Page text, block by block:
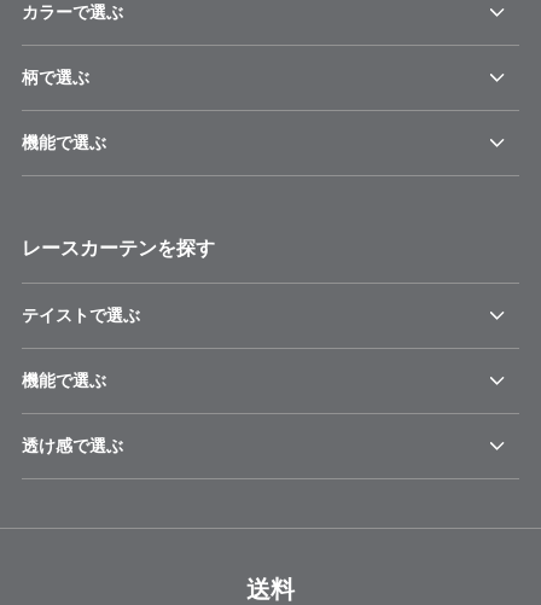
カラーで選ぶ
柄で選ぶ
機能で選ぶ
レースカーテンを探す
テイストで選ぶ
機能で選ぶ
透け感で選ぶ
送料